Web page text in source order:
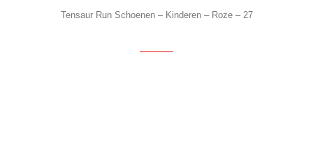
Tensaur Run Schoenen – Kinderen – Roze – 27